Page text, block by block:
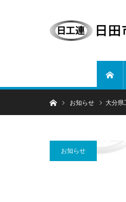
ホームお知らせ 大分
お知らせ